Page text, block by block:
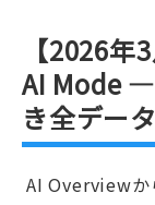
【2026
AI Mode
き全データ
AI Overviewか